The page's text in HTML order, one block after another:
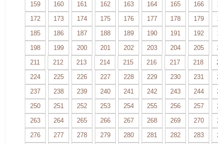
159
160 161 162 163 164 165 166
172
173 174 175 176 177 178 179
185
186 187 188 189 190 191 192
198
199 200 201 202 203 204 205
211
212 213 214 215 216 217 218
224
225 226 227 228 229 230 231
237
238 239 240 241 242 243 244
250
251 252 253 254 255 256 257
263
264 265 266 267 268 269 270
276
277 278 279 280 281 282 283